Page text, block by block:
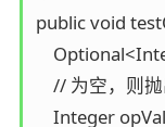
public void
// 为空，
Integer